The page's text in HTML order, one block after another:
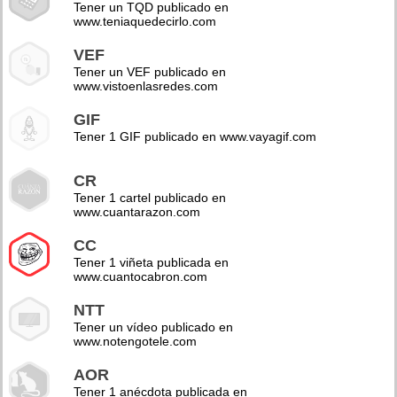
Tener un TQD publicado en
www.teniaquedecirlo.com
VEF
Tener un VEF publicado en
www.vistoenlasredes.com
GIF
Tener 1 GIF publicado en www.vayagif.com
CR
Tener 1 cartel publicado en
www.cuantarazon.com
CC
Tener 1 viñeta publicada en
www.cuantocabron.com
NTT
Tener un vídeo publicado en
www.notengotele.com
AOR
Tener 1 anécdota publicada en